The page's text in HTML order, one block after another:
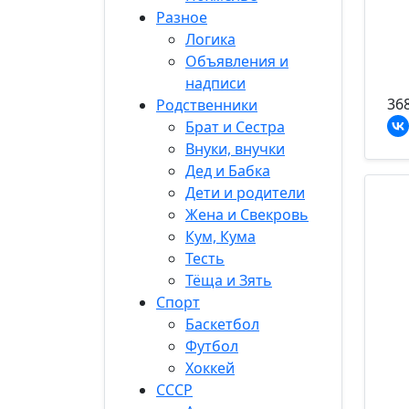
Разное
Логика
Объявления и
надписи
Родственники
Брат и Сестра
Внуки, внучки
Дед и Бабка
Дети и родители
Жена и Свекровь
Кум, Кума
Тесть
Тёща и Зять
Спорт
Баскетбол
Футбол
Хоккей
СССР